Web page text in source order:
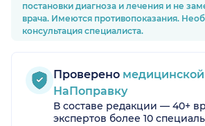
постановки диагноза и лечения и не
врача. Имеются противопоказания.
консультация специалиста.
Проверено
НаПоправку
В составе редакции — 40+
экспертов более 10